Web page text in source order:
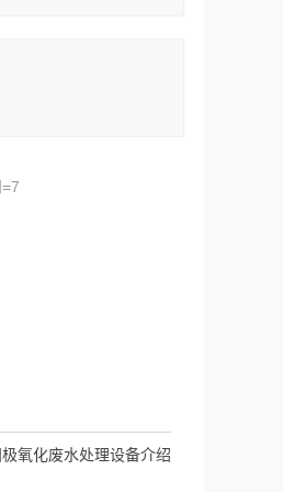
极氧化废水处理设备介绍